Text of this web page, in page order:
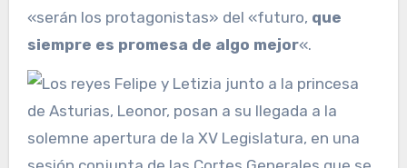
«serán los protagonistas» del «futuro, que
siempre es promesa de algo mejor«.